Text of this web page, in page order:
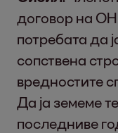
договор на ОН
потребата да
сопствена
вредностите
Да ја земеме
последниве